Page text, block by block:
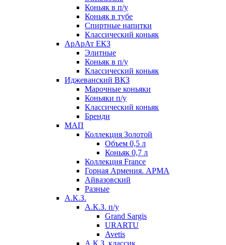
Коньяк в п/у
Коньяк в тубе
Спиртные напитки
Классический коньяк
АрАрАт ЕКЗ
Элитные
Коньяк в п/у
Классический коньяк
Иджеванский ВКЗ
Марочные коньяки
Коньяки п/у
Классический коньяк
Бренди
МАП
Коллекция Золотой
Объем 0,5 л
Коньяк 0,7 л
Коллекция France
Горная Армения. АРМА
Айвазовский
Разные
А.К.З.
А.К.З. п/у
Grand Sargis
URARTU
Avetis
А.К.З. классик